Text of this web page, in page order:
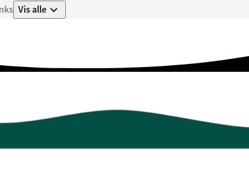
Vis alle